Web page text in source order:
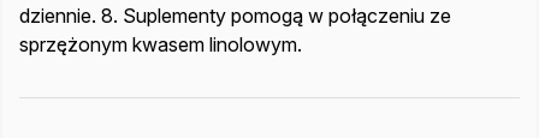
dziennie. 8. Suplementy pomogą w połączeniu ze
sprzężonym kwasem linolowym.